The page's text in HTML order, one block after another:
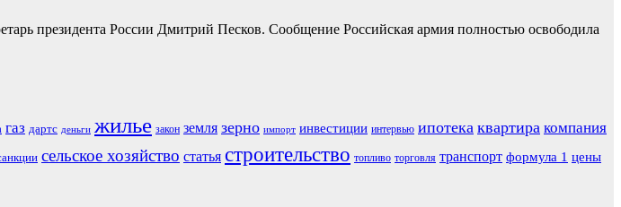
президента России Дмитрий Песков. Сообщение Российская армия полностью освободила
газ дартс деньги жилье закон земля зерно импорт инвестиции интервью ипотека квартира компания
сельское хозяйство статья строительство топливо торговля транспорт формула 1 цены